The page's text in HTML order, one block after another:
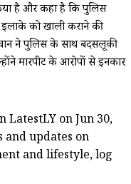
है और कहा है कि पुलिस
इलाके को खाली कराने की
ने पुलिस के साथ बदसलूकी
मारपीट के आरोपों से इनकार
LatestLY on Jun 30,
and updates on
and lifestyle, log